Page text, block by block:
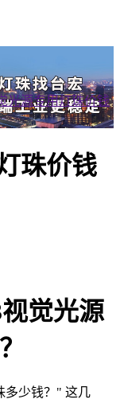
光源专用灯珠价钱
珠价钱
觉光源
多少钱？" 这几